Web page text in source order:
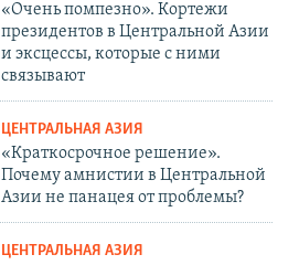
«Очень помпезно». Кортежи
президентов в Центральной Азии
и эксцессы, которые с ними
связывают
ЦЕНТРАЛЬНАЯ АЗИЯ
«Краткосрочное решение».
Почему амнистии в Центральной
Азии не панацея от проблемы?
ЦЕНТРАЛЬНАЯ АЗИЯ